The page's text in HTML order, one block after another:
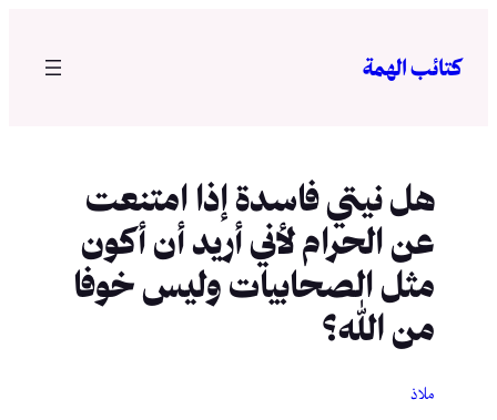
المحتوى
كتائب الهمة
هل نيتي فاسدة إذا امتنعت
عن الحرام لأني أريد أن أكون
مثل الصحابيات وليس خوفا
من الله؟
ملاذ